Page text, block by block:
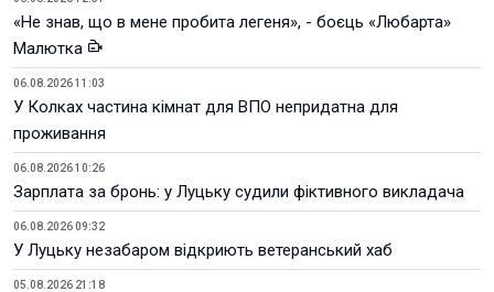
«Не знав, що в мене пробита легеня», - боєць «Любарта»
Малютка
06.08.2026 11:03
У Колках частина кімнат для ВПО непридатна для
проживання
06.08.2026 10:26
Зарплата за бронь: у Луцьку судили фіктивного викладача
06.08.2026 09:32
У Луцьку незабаром відкриють ветеранський хаб
05.08.2026 21:18